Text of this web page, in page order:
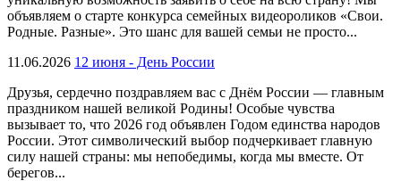
объявляем о старте конкурса семейных видеороликов «Свои.
Родные. Разные». Это шанс для вашей семьи не просто...
11.06.2026 12 июня - День России
Друзья, сердечно поздравляем вас с Днём России — главным
праздником нашей великой Родины! Особые чувства
вызывает то, что 2026 год объявлен Годом единства народов
России. Этот символический выбор подчеркивает главную
силу нашей страны: мы непобедимы, когда мы вместе. От
берегов...